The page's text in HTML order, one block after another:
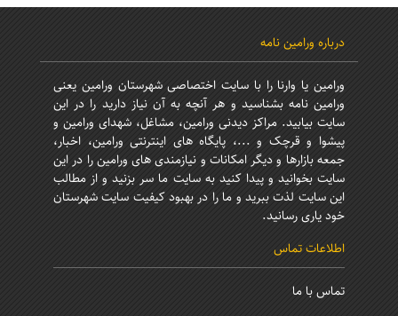
درباره ورامین نامه
ورامین یا وارنا را با سایت اختصاصی شهرستان ورامین یعنی
ورامین نامه بشناسید و هر آنچه به آن نیاز دارید را در این
سایت بیابید. مراکز دیدنی ورامین، مشاغل، شهدای ورامین و
پیشوا و قرچک و ...، پایگاه های اینترنتی ورامین، اخبار،
جمعه بازارها و دیگر امکانات و نیازمندی های ورامین را در این
سایت بخوانید و پیدا کنید به سایت ما سر بزنید و از مطالب
این سایت لذت ببرید و ما را در بهبود کیفیت سایت شهرستان
خود یاری رسانید.
اطلاعات تماس
تماس با ما